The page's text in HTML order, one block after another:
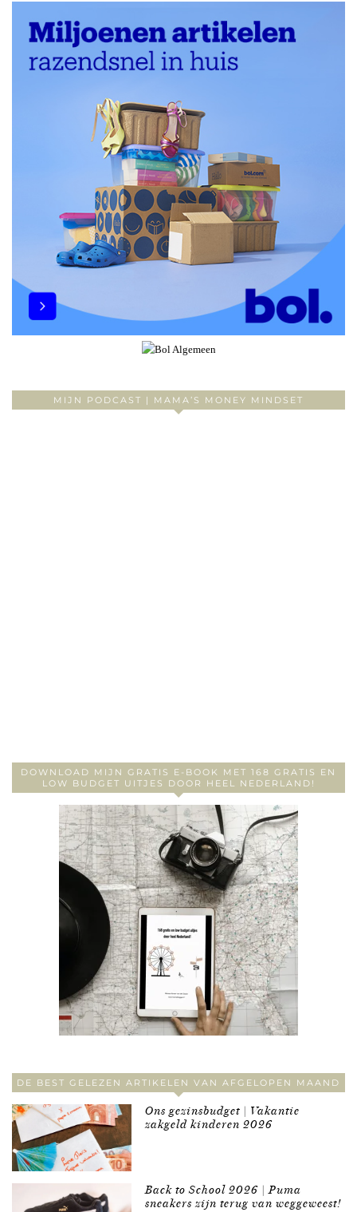
MIJN PODCAST | MAMA’S MONEY MINDSET
DOWNLOAD MIJN GRATIS E-BOOK MET 168 GRATIS EN
LOW BUDGET UITJES DOOR HEEL NEDERLAND!
DE BEST GELEZEN ARTIKELEN VAN AFGELOPEN MAAND
Ons gezinsbudget | Vakantie
zakgeld kinderen 2026
Back to School 2026 | Puma
sneakers zijn terug van weggeweest!